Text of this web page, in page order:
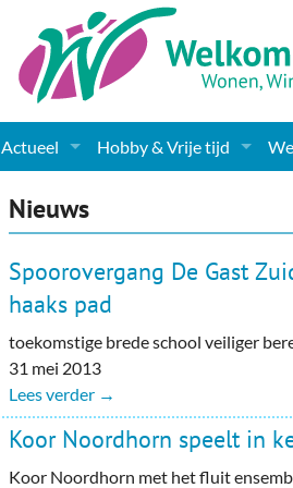
Actueel
Nieuws
Gemeente informatie
Dorpen
Woningaanbod
Columns & Redactioneel
Foto-pagina
Hobby & Vrije tijd
Kunst
Muziek
Toerisme & Musea
Podia & Dorpshuizen
Nieuws
Spoorovergang De Gast
haaks pad
toekomstige brede school veiliger
31 mei 2013
Lees verder →
Koor Noordhorn speelt in
Koor Noordhorn met het fluit